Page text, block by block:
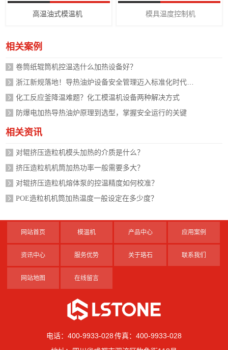
高温油式模温机 模具温度控制机
相关案例
卷筒纸辊筒机控温选什么加热设备好？
化工反应釜降温难题？化工模温机设备两种解决方式
防爆电加热导热油炉原理到选型，掌握安全运行的关键
相关资讯
对辊挤压造粒机模头加热的介质是什么？
挤压造粒机机筒加热功率一般需要多大？
对辊挤压造粒机熔体泵的控温精度如何校准？
POE造粒机机筒加热温度一般设定在多少度？
网站首页 模温机 产品中心 应用案例
资讯中心 服务优势 关于珞石 联系我们
网站地图 在线留言
电话：400-9933-028 传真：400-9933-028